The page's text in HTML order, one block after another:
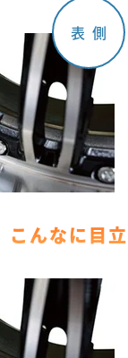
表側
こんなに目